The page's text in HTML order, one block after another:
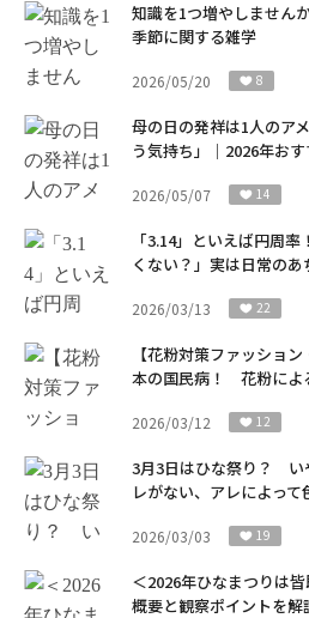
知識を1つ増やしません
季節に関する雑学
2026/05/20 8
母の日の発祥は1人のア
う気持ち」｜2026年お
2026/05/07 14
「3.14」といえば円周
くない？」実は日常の
2026/03/13 22
【花粉対策ファッショ
本の国民病！ 花粉によ
2026/03/12 12
3月3日はひな祭り？
レがない、アレによっ
2026/03/03 19
＜2026年ひなまつりは
概要と観察ポイントを解